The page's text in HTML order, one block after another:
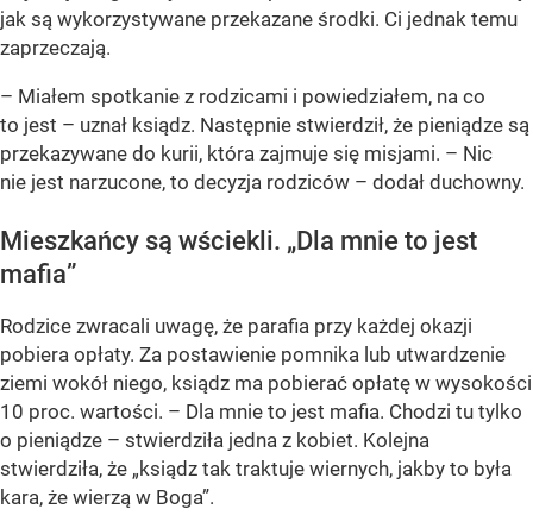
jak są wykorzystywane przekazane środki. Ci jednak temu
zaprzeczają.
– Miałem spotkanie z rodzicami i powiedziałem, na co
to jest – uznał ksiądz. Następnie stwierdził, że pieniądze są
przekazywane do kurii, która zajmuje się misjami. – Nic
nie jest narzucone, to decyzja rodziców – dodał duchowny.
Mieszkańcy są wściekli. „Dla mnie to jest
mafia”
Rodzice zwracali uwagę, że parafia przy każdej okazji
pobiera opłaty. Za postawienie pomnika lub utwardzenie
ziemi wokół niego, ksiądz ma pobierać opłatę w wysokości
10 proc. wartości. – Dla mnie to jest mafia. Chodzi tu tylko
o pieniądze – stwierdziła jedna z kobiet. Kolejna
stwierdziła, że „ksiądz tak traktuje wiernych, jakby to była
kara, że wierzą w Boga”.